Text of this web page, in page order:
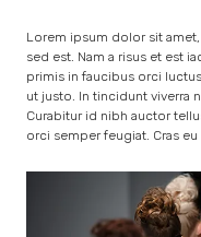
Lorem ipsum dolor sit
sed est. Nam a risus et est
primis in faucibus orci
ut justo. In tincidunt viverra
Curabitur id nibh auctor
orci semper feugiat. Cras